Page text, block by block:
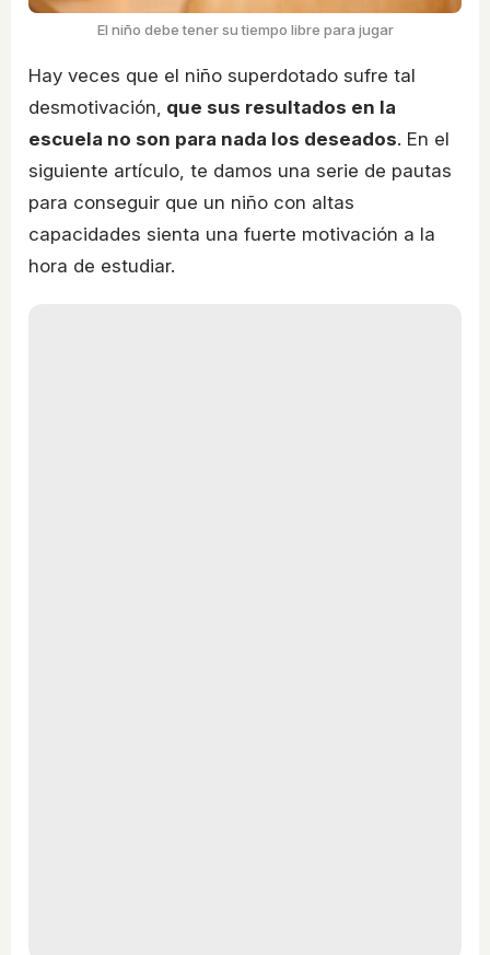
El niño debe tener su tiempo libre para jugar
Hay veces que el niño superdotado sufre tal
desmotivación, que sus resultados en la
escuela no son para nada los deseados. En el
siguiente artículo, te damos una serie de pautas
para conseguir que un niño con altas
capacidades sienta una fuerte motivación a la
hora de estudiar.